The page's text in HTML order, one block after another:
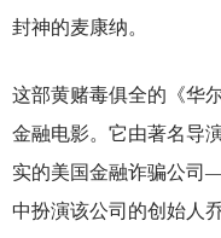
封神的麦康纳。
这部黄赌毒俱全的《华
金融电影。它由著名导
实的美国金融诈骗公司
中扮演该公司的创始人乔